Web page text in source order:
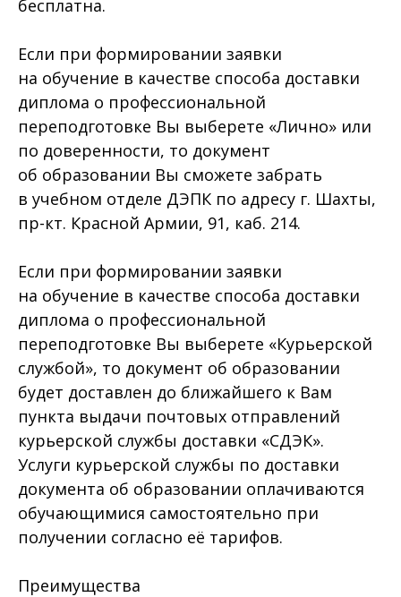
бесплатна.
Если при формировании заявки
на обучение в качестве способа доставки
диплома о профессиональной
переподготовке Вы выберете «Лично» или
по доверенности, то документ
об образовании Вы сможете забрать
в учебном отделе ДЭПК по адресу г. Шахты,
пр-кт. Красной Армии, 91, каб. 214.
Если при формировании заявки
на обучение в качестве способа доставки
диплома о профессиональной
переподготовке Вы выберете «Курьерской
службой», то документ об образовании
будет доставлен до ближайшего к Вам
пункта выдачи почтовых отправлений
курьерской службы доставки «СДЭК».
Услуги курьерской службы по доставки
документа об образовании оплачиваются
обучающимися самостоятельно при
получении согласно её тарифов.
Преимущества